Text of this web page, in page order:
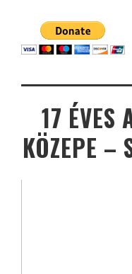
17 ÉVES
KÖZEPE –